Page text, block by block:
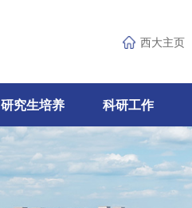
西大主页
研究生培养 科研工作